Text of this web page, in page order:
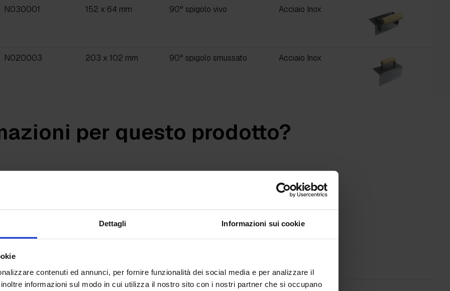
Dettagli Informazioni sui cookie
contenuti ed annunci, per fornire funzionalità dei social media e per analizzare il
informazioni sul modo in cui utilizza il nostro sito con i nostri partner che si occupano
N030001 152 x 64 mm 90° spigolo vivo Acciaio Inox
N020003 203 x 102 mm 90° spigolo smussato Acciaio Inox
Miscelatore resine epossidiche
per questo prodotto?